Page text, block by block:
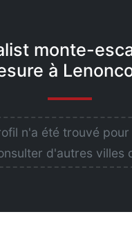
monte-
à
n'a été trouvé
d'autres villes